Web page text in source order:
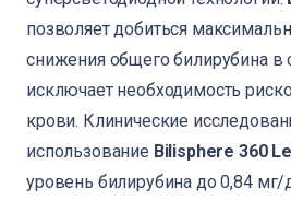
позволяет добиться
снижения общего билирубина в
исключает необходимость
крови. Клинические
использование Bilisphere 360
уровень билирубина до 0,84 мг/